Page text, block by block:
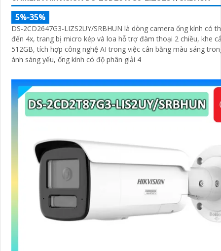
5%-35%
DS-2CD2647G3-LIZS2UY/SRBHUN là dòng camera ống kính có
đến 4x, trang bị micro kép và loa hỗ trợ đàm thoại 2 chiều, khe
512GB, tích hợp công nghệ AI trong việc cân bằng màu sáng
ánh sáng yếu, ống kính có độ phân giải 4